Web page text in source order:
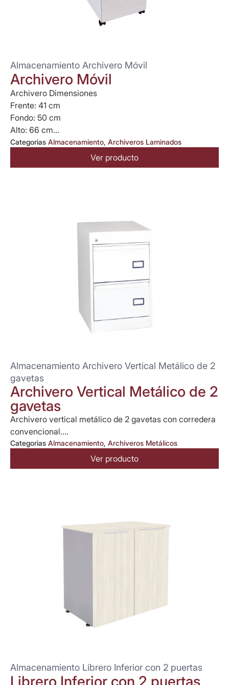
Almacenamiento Archivero Móvil
Archivero Móvil
Archivero Dimensiones
Frente: 41 cm
Fondo: 50 cm
Alto: 66 cm...
Categorias Almacenamiento, Archiveros Laminados
Ver producto
Almacenamiento Archivero Vertical Metálico de 2
gavetas
Archivero Vertical Metálico de 2
gavetas
Archivero vertical metálico de 2 gavetas con corredera
convencional....
Categorias Almacenamiento, Archiveros Metálicos
Ver producto
Almacenamiento Librero Inferior con 2 puertas
Librero Inferior con 2 puertas